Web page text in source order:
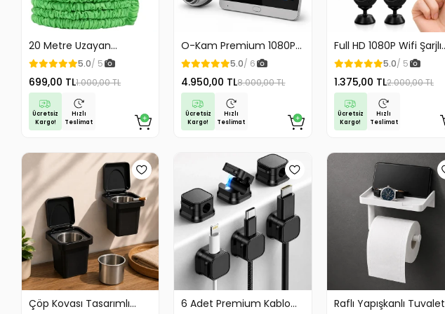
20 Metre Uzayan
Tabancalı Hortum Magic
Hose Bahçe Hortumu
Sulama Hortumu
5.0/ 5
699,00 TL1.000,00 TL
Ücretsiz
Kargo!
Hızlı
Teslimat
O-Kam Premium 1080P
Full HD Kayıt Yapabilen
Wifi Kameralı Kapı Zili
Görüntülü Kapı Dürbünü
Hareket Algılama İki
Yönlü Görüşme
5.0/ 6
4.950,00 TL8.000,00 TL
Ücretsiz
Kargo!
Hızlı
Teslimat
Full HD 1080P Wifi Şarjlı
Mini Güvenlik Kamerası
Geniş Açılı Balık Gözü
Maksimum Görüntü
Kalitesi
5.0/ 5
1.375,00 TL2.000,00 TL
Ücretsiz
Kargo!
Hızlı
Teslimat
Çöp Kovası Tasarımlı
6 Adet Premium Kablo
Raflı Yapışkanlı Tuvalet